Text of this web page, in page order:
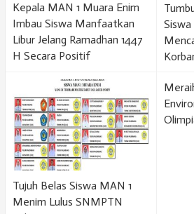
Kepala MAN 1 Muara Enim
Imbau Siswa Manfaatkan
Libur Jelang Ramadhan 1447
H Secara Positif
Tujuh Belas Siswa MAN 1
Menim Lulus SNMPTN